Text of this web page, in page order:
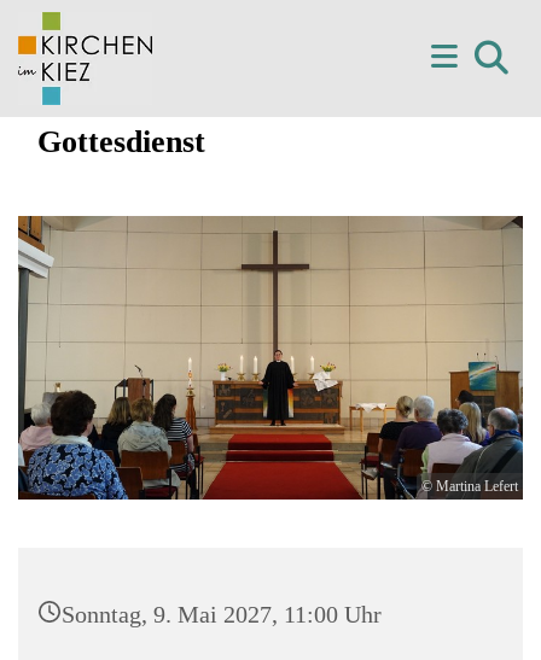
Gottesdienst
© Martina Lefert
Sonntag, 9. Mai 2027, 11:00 Uhr